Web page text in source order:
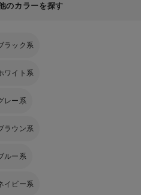
のカラーを探す
ラック系
ワイト系
レー系
ラウン系
ルー系
イビー系